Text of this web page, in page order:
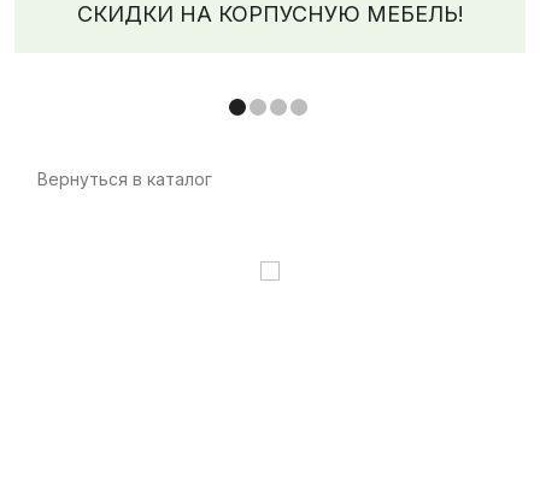
СКИДКИ НА КОРПУСНУЮ МЕБЕЛЬ!
Вернуться в каталог